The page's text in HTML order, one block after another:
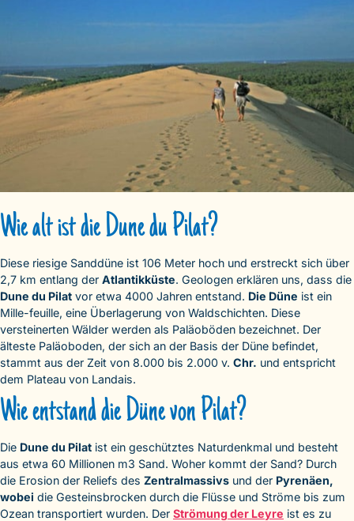
Wie alt ist die Dune du Pilat?
Diese riesige Sanddüne ist 106 Meter hoch und erstreckt sich über
2,7 km entlang der Atlantikküste. Geologen erklären uns, dass die
Dune du Pilat vor etwa 4000 Jahren entstand. Die Düne ist ein
Mille-feuille, eine Überlagerung von Waldschichten. Diese
versteinerten Wälder werden als Paläoböden bezeichnet. Der
älteste Paläoboden, der sich an der Basis der Düne befindet,
stammt aus der Zeit von 8.000 bis 2.000 v. Chr. und entspricht
dem Plateau von Landais.
Wie entstand die Düne von Pilat?
Die Dune du Pilat ist ein geschütztes Naturdenkmal und besteht
aus etwa 60 Millionen m3 Sand. Woher kommt der Sand? Durch
die Erosion der Reliefs des Zentralmassivs und der Pyrenäen,
wobei die Gesteinsbrocken durch die Flüsse und Ströme bis zum
Ozean transportiert wurden. Der Strömung der Leyre ist es zu